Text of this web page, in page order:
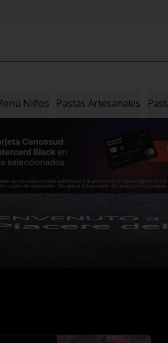
Niños Pastas Artesanales